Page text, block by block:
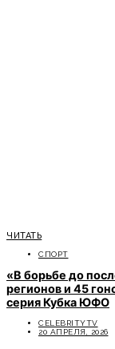
ЧИТАТЬ
СПОРТ
«В борьбе до
регионов и 45
серия Кубка ЮФО
CELEBRITYTV
20 АПРЕЛЯ, 2026